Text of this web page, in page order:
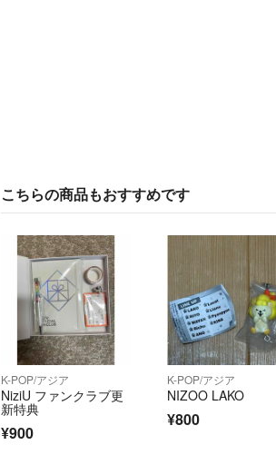
こちらの商品もおすすめです
K-POP/アジア
NiziU ファンクラブ更
新特典
¥900
K-POP/アジア
NIZOO LAKO
¥800